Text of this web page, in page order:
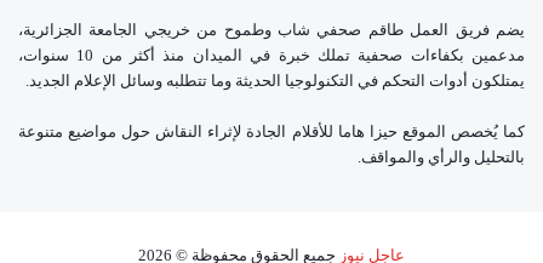
يضم فريق العمل طاقم صحفي شاب وطموح من خريجي الجامعة الجزائرية،
مدعمين بكفاءات صحفية تملك خبرة في الميدان منذ أكثر من 10 سنوات،
يمتلكون أدوات التحكم في التكنولوجيا الحديثة وما تتطلبه وسائل الإعلام الجديد.
كما يُخصص الموقع حيزا هاما للأقلام الجادة لإثراء النقاش حول مواضيع متنوعة
بالتحليل والرأي والمواقف.
عاجل نيوز جميع الحقوق محفوظة © 2026